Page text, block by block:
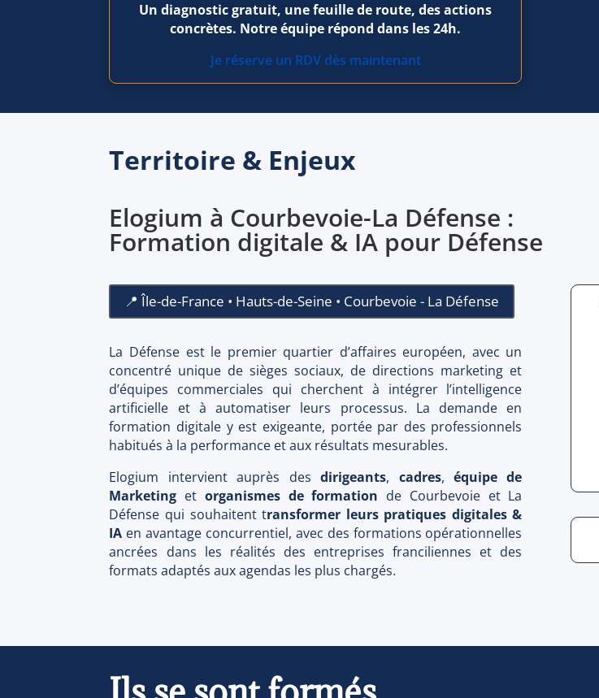
Un diagnostic gratuit, une feuille de route, des actions
concrètes. Notre équipe répond dans les 24h.
Je réserve un RDV dès maintenant
Territoire & Enjeux
Elogium à Courbevoie-La Défense :
Formation digitale & IA pour Défense
📍 Île-de-France • Hauts-de-Seine • Courbevoie - La Défense
La Défense est le premier quartier d’affaires européen, avec un
concentré unique de sièges sociaux, de directions marketing et
d’équipes commerciales qui cherchent à intégrer l’intelligence
artificielle et à automatiser leurs processus. La demande en
formation digitale y est exigeante, portée par des professionnels
habitués à la performance et aux résultats mesurables.
Elogium intervient auprès desdirigeants, cadres,équipe de
Marketing et organismes de formation de Courbevoie et La
Défense qui souhaitent transformer leurs pratiques digitales &
IA en avantage concurrentiel, avec des formations opérationnelles
ancrées dans les réalités des entreprises franciliennes et des
formats adaptés aux agendas les plus chargés.